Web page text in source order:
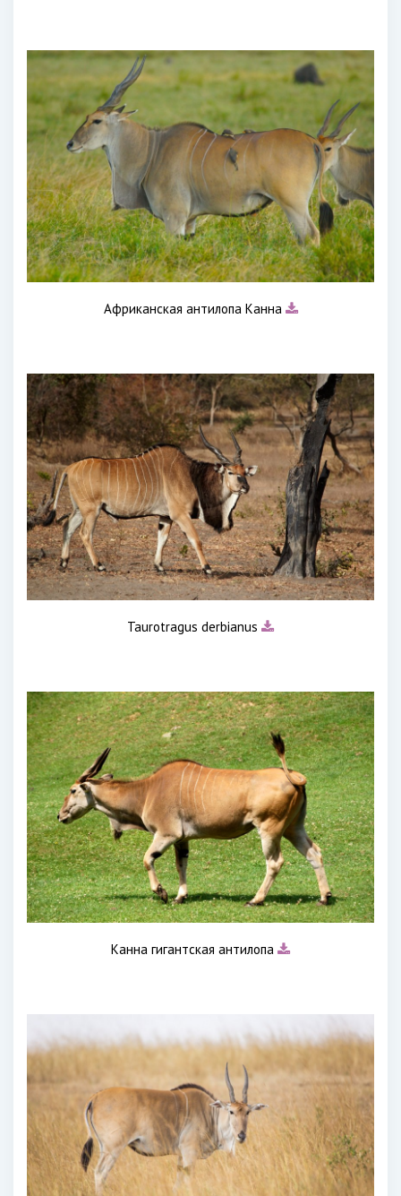
Африканская антилопа Канна
Taurotragus derbianus
Канна гигантская антилопа